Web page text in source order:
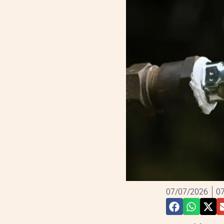
07/07/2026